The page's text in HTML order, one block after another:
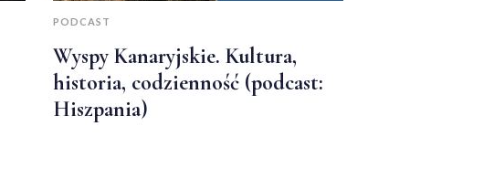
PODCAST
Wyspy Kanaryjskie. Kultura,
historia, codzienność (podcast:
Hiszpania)